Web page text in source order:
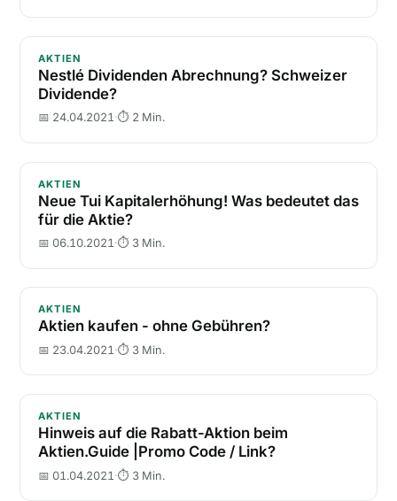
Nestlé Dividenden Abrechnung? Schweizer
AKTIEN
Nestlé Dividenden Abrechnung? Schweizer
Dividende?
📅 24.04.2021·⏱ 2 Min.
Neue Tui Kapitalerhöhung! Was bedeutet das für die
AKTIEN
Neue Tui Kapitalerhöhung! Was bedeutet das
für die Aktie?
📅 06.10.2021 ·⏱ 3 Min.
Aktien kaufen - ohne Gebühren?
AKTIEN
Aktien kaufen - ohne Gebühren?
📅 23.04.2021 ·⏱ 3 Min.
Hinweis auf die Rabatt-Aktion beim Aktien.Guide
AKTIEN
Hinweis auf die Rabatt-Aktion beim
Aktien.Guide |Promo Code / Link?
📅 01.04.2021 ·⏱ 3 Min.